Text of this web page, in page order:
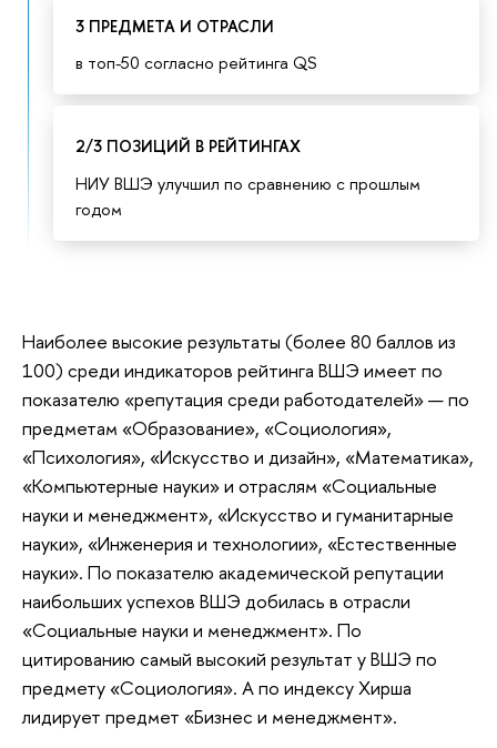
3 ПРЕДМЕТА И ОТРАСЛИ
в топ-50 согласно рейтинга QS
2/3 ПОЗИЦИЙ В РЕЙТИНГАХ
НИУ ВШЭ улучшил по сравнению с прошлым
годом
Наиболее высокие результаты (более 80 баллов из
100) среди индикаторов рейтинга ВШЭ имеет по
показателю «репутация среди работодателей» — по
предметам «Образование», «Социология»,
«Психология», «Искусство и дизайн», «Математика»,
«Компьютерные науки» и отраслям «Социальные
науки и менеджмент», «Искусство и гуманитарные
науки», «Инженерия и технологии», «Естественные
науки». По показателю академической репутации
наибольших успехов ВШЭ добилась в отрасли
«Социальные науки и менеджмент». По
цитированию самый высокий результат у ВШЭ по
предмету «Социология». А по индексу Хирша
лидирует предмет «Бизнес и менеджмент».